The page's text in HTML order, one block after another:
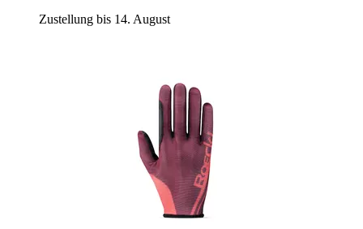
Zustellung bis 14. August